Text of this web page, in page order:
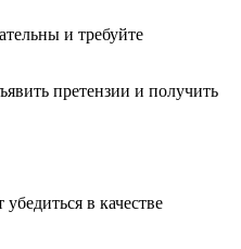
и требуйте
претензии и получить
в качестве